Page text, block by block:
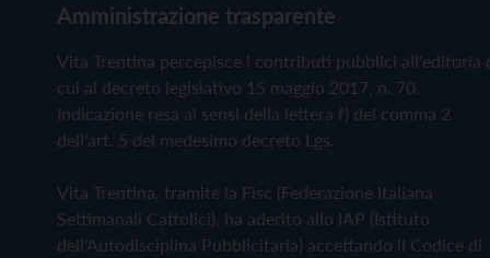
Amministrazione trasparente
Vita Trentina percepisce i contributi pubblici all'editoria
cui al decreto legislativo 15 maggio 2017, n. 70.
Indicazione resa ai sensi della lettera f) del comma 2
dell'art. 5 del medesimo decreto Lgs.
Vita Trentina, tramite la Fisc (Federazione Italiana
Settimanali Cattolici), ha aderito allo IAP (Istituto
dell'Autodisciplina Pubblicitaria) accettando il Codice di